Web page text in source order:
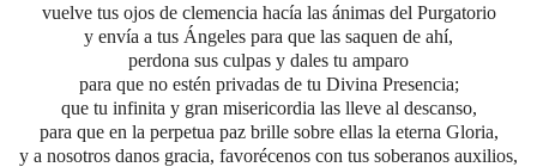
vuelve tus ojos de clemencia hacía las ánimas del Purgatorio
y envía a tus Ángeles para que las saquen de ahí,
perdona sus culpas y dales tu amparo
para que no estén privadas de tu Divina Presencia;
que tu infinita y gran misericordia las lleve al descanso,
para que en la perpetua paz brille sobre ellas la eterna Gloria,
y a nosotros danos gracia, favorécenos con tus soberanos auxilios,